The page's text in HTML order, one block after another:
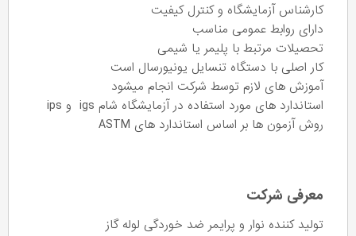
کارشناس آزمایشگاه و کنترل کیفیت
دارای روابط عمومی مناسب
تحصیلات مرتبط با پلیمر یا شیمی
کار اصلی با دستگاه تنسایل یونیورسال است
آموزش های لازم توسط شرکت انجام میشود
استاندارد های مورد استفاده در آزمایشگاه شام igs و ips
روش آزمون ها بر اساس استاندارد های ASTM
معرفی شرکت
تولید کننده نوار و پرایمر ضد خوردگی لوله گاز